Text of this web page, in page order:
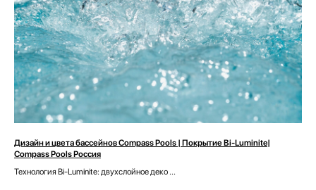
Дизайн и цвета бассейнов Compass Pools | Покрытие Bi-Luminite|
Compass Pools Россия
Технология Bi-Luminite: двухслойное деко ...